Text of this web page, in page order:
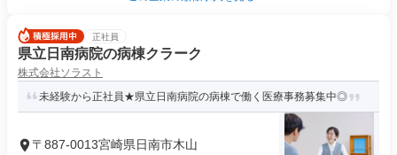
正社員
県立日南病院の病棟クラーク
株式会社ソラスト
未経験から正社員★県立日南病院の病棟で働く医療事務募集中◎
〒887-0013宮崎県日南市木山